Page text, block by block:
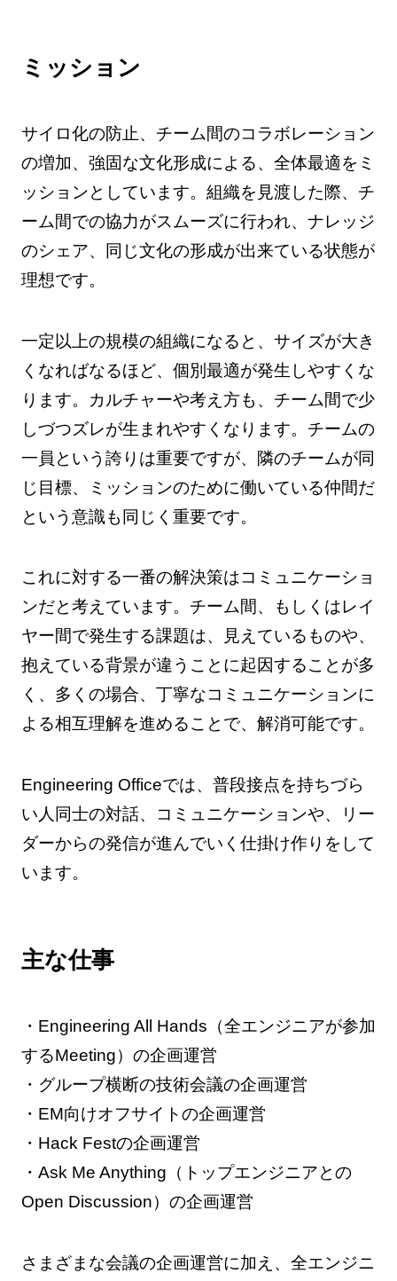
ミッション
サイロ化の防止、チーム間のコラボレーション
の増加、強固な文化形成による、全体最適をミ
ッションとしています。組織を見渡した際、チ
ーム間での協力がスムーズに行われ、ナレッジ
のシェア、同じ文化の形成が出来ている状態が
理想です。
一定以上の規模の組織になると、サイズが大き
くなればなるほど、個別最適が発生しやすくな
ります。カルチャーや考え方も、チーム間で少
しづつズレが生まれやすくなります。チームの
一員という誇りは重要ですが、隣のチームが同
じ目標、ミッションのために働いている仲間だ
という意識も同じく重要です。
これに対する一番の解決策はコミュニケーショ
ンだと考えています。チーム間、もしくはレイ
ヤー間で発生する課題は、見えているものや、
抱えている背景が違うことに起因することが多
く、多くの場合、丁寧なコミュニケーションに
よる相互理解を進めることで、解消可能です。
Engineering Officeでは、普段接点を持ちづら
い人同士の対話、コミュニケーションや、リー
ダーからの発信が進んでいく仕掛け作りをして
います。
主な仕事
・Engineering All Hands（全エンジニアが参加
するMeeting）の企画運営
・グループ横断の技術会議の企画運営
・EM向けオフサイトの企画運営
・Hack Festの企画運営
・Ask Me Anything（トップエンジニアとの
Open Discussion）の企画運営
さまざまな会議の企画運営に加え、全エンジニ